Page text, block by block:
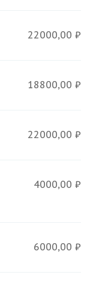
22000,00 ₽
18800,00 ₽
22000,00 ₽
4000,00 ₽
6000,00 ₽